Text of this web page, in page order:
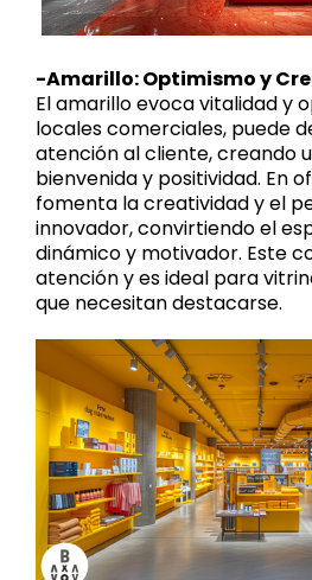
-Amarillo: Optimismo y
El amarillo evoca vitalidad y
locales comerciales, puede
atención al cliente, creando
bienvenida y positividad. En
fomenta la creatividad y el
innovador, convirtiendo el
dinámico y motivador. Este
atención y es ideal para
que necesitan destacarse.